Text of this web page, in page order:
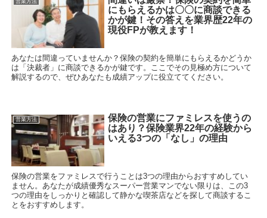
営業方法
にもらえるかは〇〇に商談できる
かが鍵！その答えを業界歴22年の
現役FPが教えます！
あなたは間違っていませんか？保険の契約を簡単にもらえるかどうか
は「決裁者」に商談できるかが鍵です。ここでその見極め方について
解説するので、ぜひあなたも成績アップに役立ててください。
営業方法
保険の営業にファミレスを使うの
はあり？保険業界22年の経験から
いえる3つの「なし」の理由
保険の営業をファミレスで行うことは3つの理由からおすすめしてい
ません。あなたが成績優秀なスーパー営業マンでない限りは、この3
つの理由をしっかりと確認して静かな喫茶店などを探して商談するこ
とをおすすめします。